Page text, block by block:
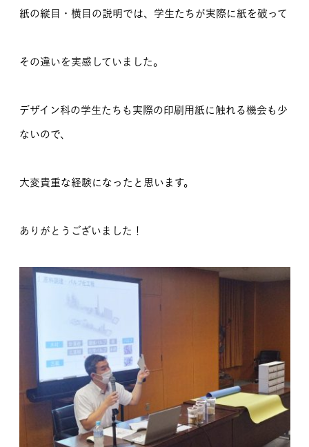
紙の縦目・横目の説明では、学生たちが実際に紙を破って
その違いを実感していました。
デザイン科の学生たちも実際の印刷用紙に触れる機会も少
ないので、
大変貴重な経験になったと思います。
ありがとうございました！